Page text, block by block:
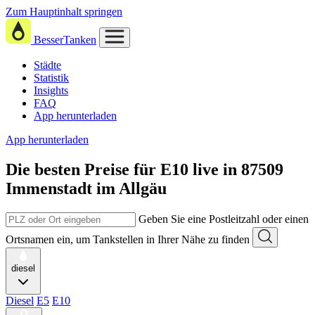
Zum Hauptinhalt springen
BesserTanken
Städte
Statistik
Insights
FAQ
App herunterladen
App herunterladen
Die besten Preise für E10 live in 87509
Immenstadt im Allgäu
Geben Sie eine Postleitzahl oder einen
Ortsnamen ein, um Tankstellen in Ihrer Nähe zu finden
diesel
Diesel E5 E10